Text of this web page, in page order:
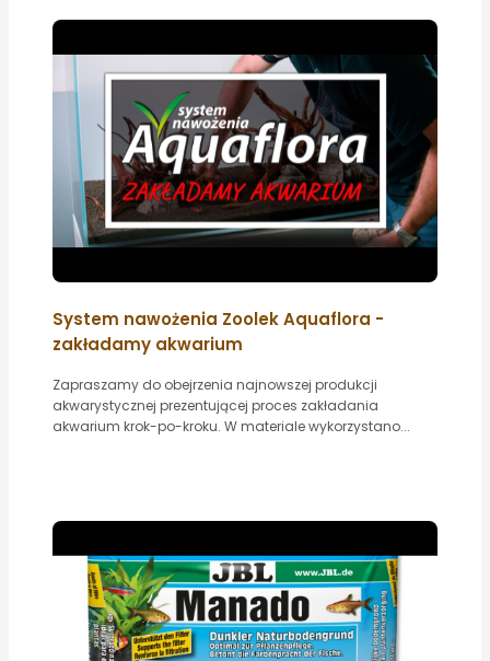
System nawożenia Zoolek Aquaflora -
zakładamy akwarium
Zapraszamy do obejrzenia najnowszej produkcji
akwarystycznej prezentującej proces zakładania
akwarium krok-po-kroku. W materiale wykorzystano...